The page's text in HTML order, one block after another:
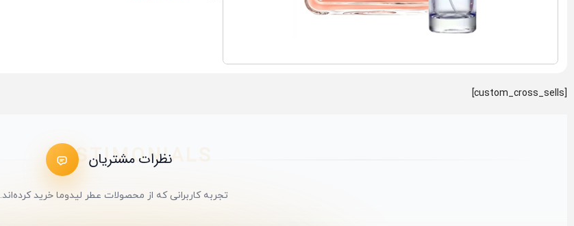
[custom_cross_sells]
نظرات مشتریان
تجربه کاربرانی که از محصولات عطر لیدوما خرید کرده‌اند.